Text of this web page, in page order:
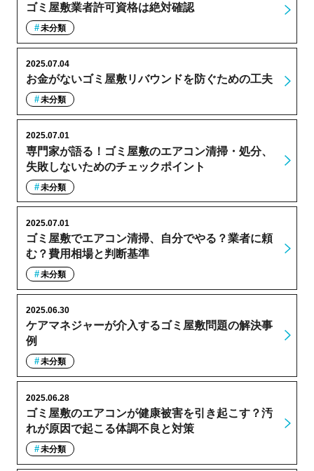
ゴミ屋敷業者許可資格は絶対確認
未分類
お金がないゴミ屋敷リバウンドを防ぐための工夫
2025.07.04
未分類
専門家が語る！ゴミ屋敷のエアコン清掃・処分、
失敗しないためのチェックポイント
2025.07.01
未分類
ゴミ屋敷でエアコン清掃、自分でやる？業者に頼
む？費用相場と判断基準
2025.07.01
未分類
ケアマネジャーが介入するゴミ屋敷問題の解決事
例
2025.06.30
未分類
ゴミ屋敷のエアコンが健康被害を引き起こす？汚
れが原因で起こる体調不良と対策
2025.06.28
未分類